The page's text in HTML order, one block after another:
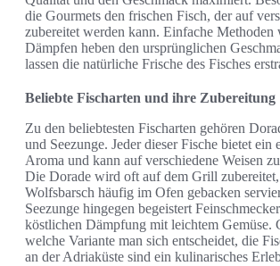
die Gourmets den frischen Fisch, der auf
zubereitet werden kann. Einfache
Dämpfen heben den ursprünglichen
lassen die natürliche Frische des Fisches
Beliebte Fischarten und ihre Zubereitung
Zu den beliebtesten Fischarten gehören
und Seezunge. Jeder dieser Fische bietet ein
Aroma und kann auf verschiedene Weisen
Die Dorade wird oft auf dem Grill
Wolfsbarsch häufig im Ofen gebacken
Seezunge hingegen begeistert
köstlichen Dämpfung mit leichtem Gemüse.
welche Variante man sich entscheidet, die
an der Adriaküste sind ein kulinarisches